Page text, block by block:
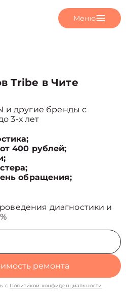
Меню
Tribe в Чите
и другие бренды с
3-х лет
400 рублей;
обращения;
диагностики и
ремонта
с Политикой конфиденциальности